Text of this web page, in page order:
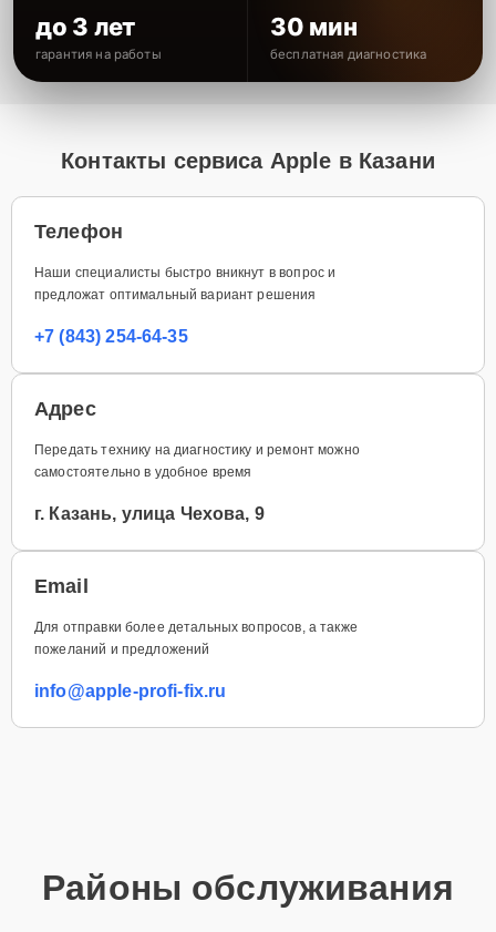
до 3 лет
гарантия на работы
30 мин
бесплатная диагностика
Контакты сервиса Apple в Казани
Телефон
Наши специалисты быстро вникнут в вопрос и
предложат оптимальный вариант решения
+7 (843) 254-64-35
Адрес
Передать технику на диагностику и ремонт можно
самостоятельно в удобное время
г. Казань, улица Чехова, 9
Email
Для отправки более детальных вопросов, а также
пожеланий и предложений
info@apple-profi-fix.ru
Районы обслуживания